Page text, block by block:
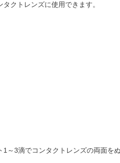
タクトレンズに使用できます。
1～3滴でコンタクトレンズの両面を